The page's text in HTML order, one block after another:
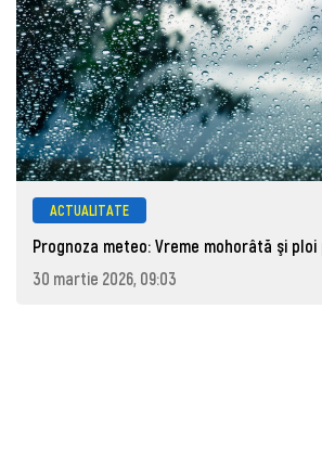
ACTUALITATE
Prognoza meteo: Vreme mohorâtă şi
30 martie 2026, 09:03